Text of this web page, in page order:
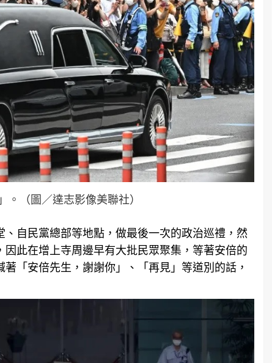
。（圖／達志影像美聯社）
自民黨總部等地點，做最後一次的政治巡禮，然
此在增上寺周邊早有大批民眾聚集，等著安倍的
「安倍先生，謝謝你」、「再見」等道別的話，